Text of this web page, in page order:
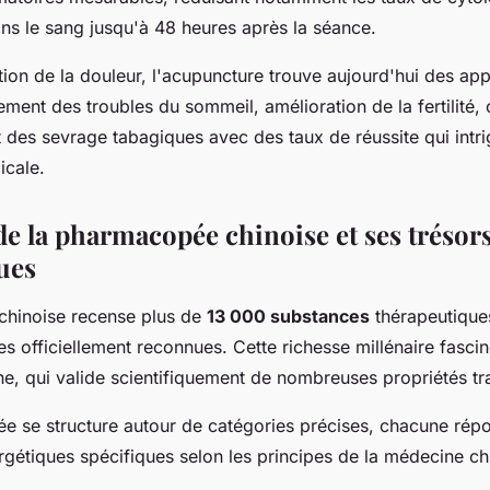
le sang jusqu'à 48 heures après la séance.
de la douleur, l'acupuncture trouve aujourd'hui des
des troubles du sommeil, amélioration de la fertilité,
sevrage tabagiques avec des taux de réussite qui
la pharmacopée chinoise et ses
recense plus de 13 000 substances
officiellement reconnues. Cette richesse millénaire
qui valide scientifiquement de nombreuses propriétés
se structure autour de catégories précises, chacune
spécifiques selon les principes de la médecine